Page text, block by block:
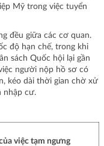
Mỹ trong việc tuyển
đều giữa các cơ quan.
độ hạn chế, trong khi
sách Quốc hội lại gần
người nộp hồ sơ có
kéo dài thời gian chờ xử
nhập cư.
việc tạm ngưng